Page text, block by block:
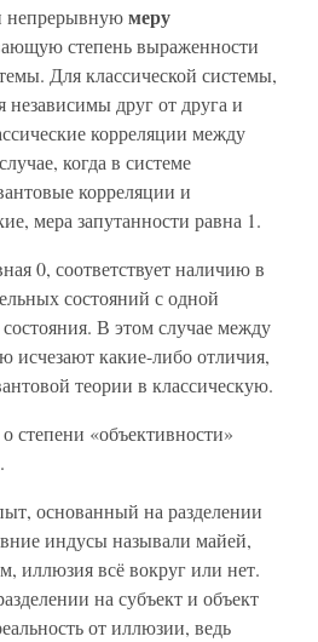
непрерывнуюмеру
степень выраженности
Для классической системы,
независимы друг от друга и
корреляции между
когда в системе
корреляции и
мера запутанности равна 1.
0, соответствует наличию в
состояний с одной
В этом случае между
исчезают какие-либо отличия,
теории в классическую.
степени «объективности»
основанный на разделении
индусы называли майей,
иллюзия всё вокруг или нет.
на субъект и объект
от иллюзии, ведь